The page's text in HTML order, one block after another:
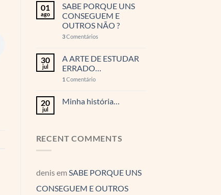
01
ago
SABE PORQUE UNS
CONSEGUEM E
OUTROS NÃO ?
3Comentários
30
jul
A ARTE DE ESTUDAR
ERRADO…
1 Comentário
20
jul
Minha história…
RECENT COMMENTS
denisem SABE PORQUE UNS
CONSEGUEM E OUTROS